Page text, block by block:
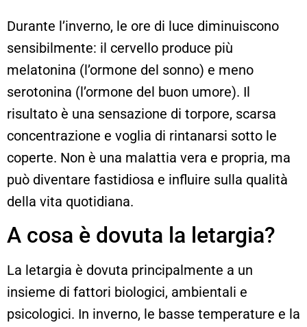
Durante l’inverno, le ore di luce diminuiscono
sensibilmente: il cervello produce più
melatonina (l’ormone del sonno) e meno
serotonina (l’ormone del buon umore). Il
risultato è una sensazione di torpore, scarsa
concentrazione e voglia di rintanarsi sotto le
coperte. Non è una malattia vera e propria, ma
può diventare fastidiosa e influire sulla qualità
della vita quotidiana.
A cosa è dovuta la letargia?
La letargia è dovuta principalmente a un
insieme di fattori biologici, ambientali e
psicologici. In inverno, le basse temperature e la